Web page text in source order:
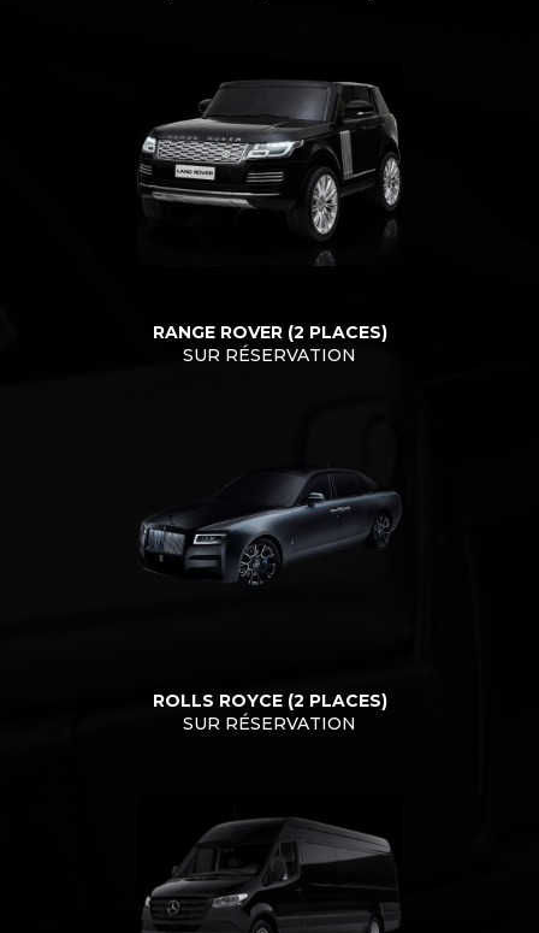
RANGE ROVER (2 PLACES)
SUR RÉSERVATION
ROLLS ROYCE (2 PLACES)
SUR RÉSERVATION